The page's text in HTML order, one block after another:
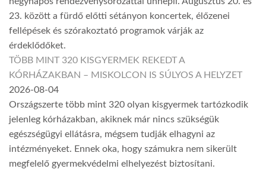
23. között a fürdő előtti sétányon koncertek, élőzenei
fellépések és szórakoztató programok várják az
érdeklődőket.
TÖBB MINT 320 KISGYERMEK REKEDT A
KÓRHÁZAKBAN – MISKOLCON IS SÚLYOS A HELYZET
2026-08-04
Országszerte több mint 320 olyan kisgyermek tartózkodik
jelenleg kórházakban, akiknek már nincs szükségük
egészségügyi ellátásra, mégsem tudják elhagyni az
intézményeket. Ennek oka, hogy számukra nem sikerült
megfelelő gyermekvédelmi elhelyezést biztosítani.